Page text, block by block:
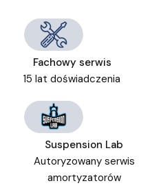
Fachowy serwis
15 lat doświadczenia
Suspension Lab
Autoryzowany serwis
amortyzatorów